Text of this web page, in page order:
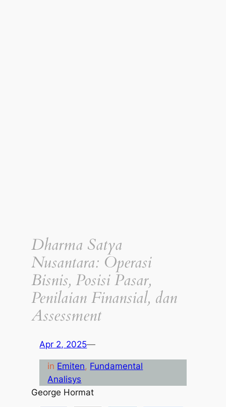
Dharma Satya
Nusantara: Operasi
Bisnis, Posisi Pasar,
Penilaian Finansial, dan
Assessment
Apr 2, 2025—
in Emiten, Fundamental
Analisys
George Hormat